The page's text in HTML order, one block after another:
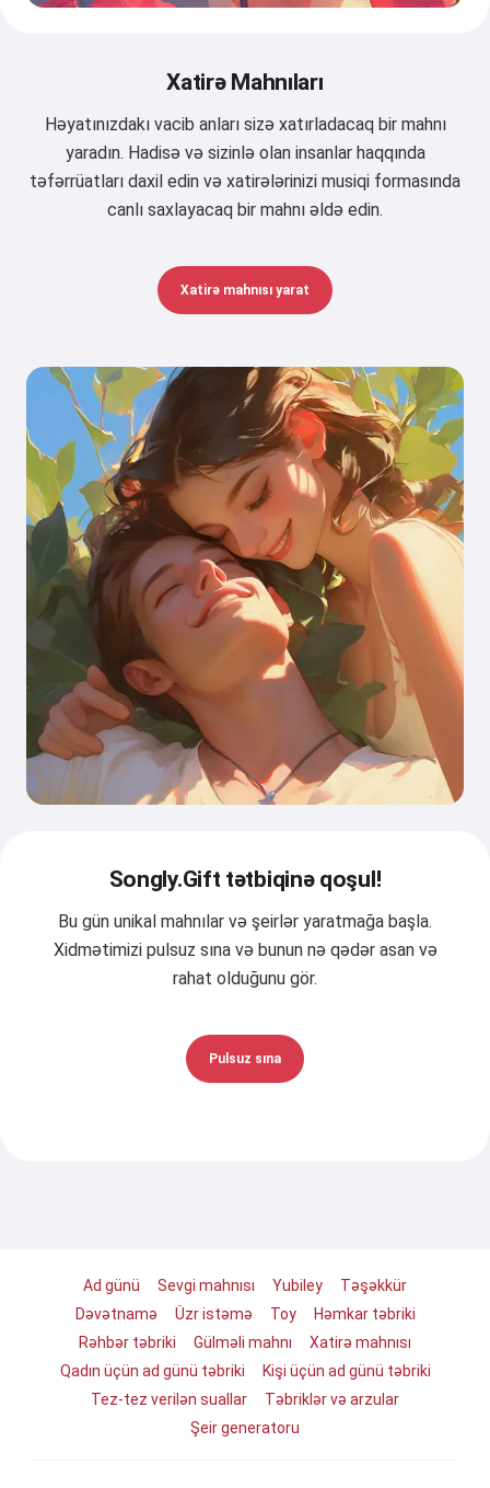
Xatirə Mahnıları
Həyatınızdakı vacib anları sizə xatırladacaq bir mahnı
yaradın. Hadisə və sizinlə olan insanlar haqqında
təfərrüatları daxil edin və xatirələrinizi musiqi formasında
canlı saxlayacaq bir mahnı əldə edin.
Xatirə mahnısı yarat
Songly.Gift tətbiqinə qoşul!
Bu gün unikal mahnılar və şeirlər yaratmağa başla.
Xidmətimizi pulsuz sına və bunun nə qədər asan və
rahat olduğunu gör.
Pulsuz sına
Ad günü Sevgi mahnısı Yubiley
Təşəkkür
Dəvətnamə
Üzr istəmə Toy
Həmkar təbriki
Rəhbər təbriki
Gülməli mahnı
Xatirə mahnısı
Qadın üçün ad günü təbriki
Kişi üçün ad günü təbriki
Tez-tez verilən suallar
Təbriklər və arzular
Şeir generatoru